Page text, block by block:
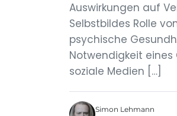
Auswirkungen auf
Selbstbildes Rolle
psychische
Notwendigkeit
soziale Medien […]
Simon Lehmann